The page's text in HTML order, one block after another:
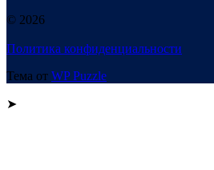
© 2026
Политика конфиденциальности
Тема от WP Puzzle
➤